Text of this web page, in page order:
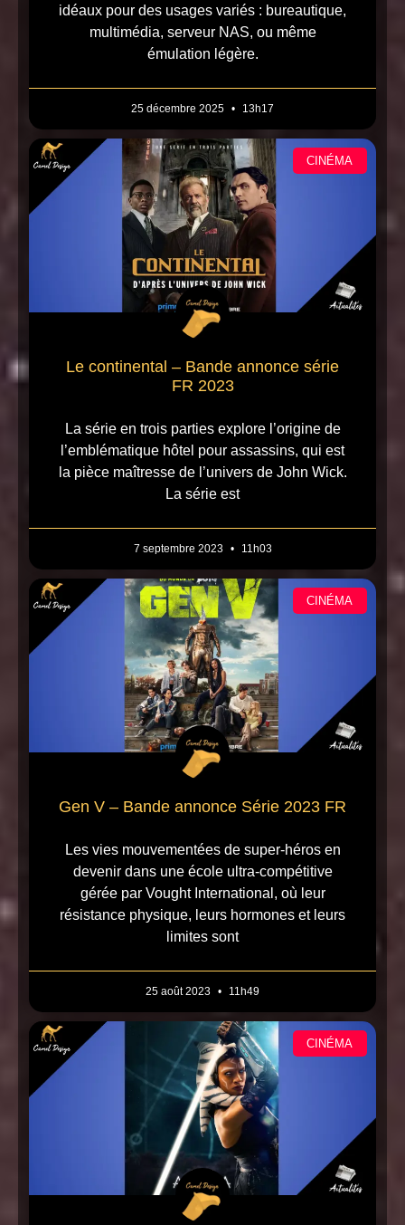
idéaux pour des usages variés : bureautique,
multimédia, serveur NAS, ou même
émulation légère.
25 décembre 2025 13h17
CINÉMA
Le continental – Bande annonce série
FR 2023
La série en trois parties explore l’origine de
l’emblématique hôtel pour assassins, qui est
la pièce maîtresse de l’univers de John Wick.
La série est
7 septembre 2023 11h03
CINÉMA
Gen V – Bande annonce Série 2023 FR
Les vies mouvementées de super-héros en
devenir dans une école ultra-compétitive
gérée par Vought International, où leur
résistance physique, leurs hormones et leurs
limites sont
25 août 2023 11h49
CINÉMA